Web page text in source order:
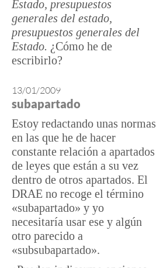
Estado, presupuestos
generales del estado,
presupuestos generales del
Estado. ¿Cómo he de
escribirlo?
13/01/2009
subapartado
Estoy redactando unas normas
en las que he de hacer
constante relación a apartados
de leyes que están a su vez
dentro de otros apartados. El
DRAE no recoge el término
«subapartado» y yo
necesitaría usar ese y algún
otro parecido a
«subsubapartado».